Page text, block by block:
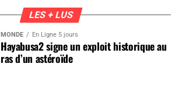
LES + LUS
MONDE En Ligne 5 jours
Hayabusa2 signe un exploit historique au
ras d’un astéroïde